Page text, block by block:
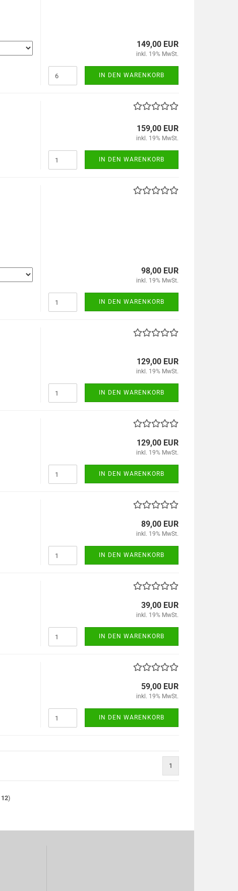
149,00 EUR
inkl. 19% MwSt.
IN DEN WARENKORB
159,00 EUR
inkl. 19% MwSt.
IN DEN WARENKORB
98,00 EUR
inkl. 19% MwSt.
IN DEN WARENKORB
129,00 EUR
inkl. 19% MwSt.
IN DEN WARENKORB
129,00 EUR
inkl. 19% MwSt.
IN DEN WARENKORB
89,00 EUR
inkl. 19% MwSt.
IN DEN WARENKORB
39,00 EUR
inkl. 19% MwSt.
IN DEN WARENKORB
59,00 EUR
inkl. 19% MwSt.
IN DEN WARENKORB
1
12)